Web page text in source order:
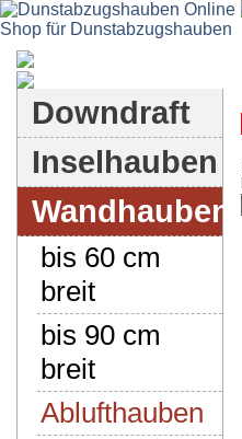
Downdraft
Inselhauben
Wandhauben
bis 60 cm
breit
bis 90 cm
breit
Ablufthauben